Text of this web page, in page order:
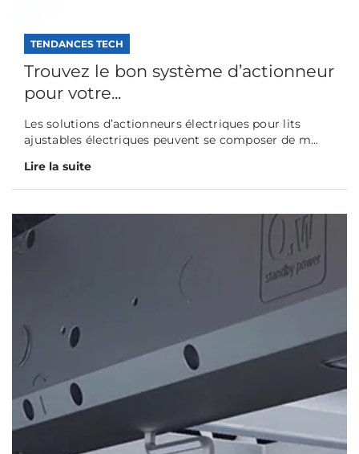
TENDANCES TECH
Trouvez le bon système d’actionneur
pour votre...
Les solutions d’actionneurs électriques pour lits
ajustables électriques peuvent se composer de m...
Lire la suite